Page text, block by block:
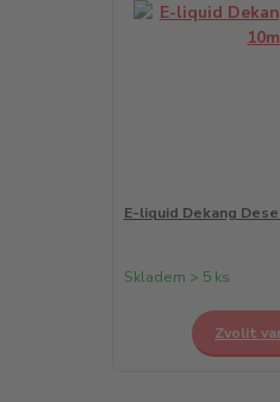
E-liquid Dekang
Skladem > 5 ks
Zvolit